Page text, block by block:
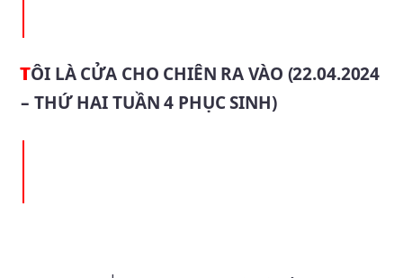
TÔI LÀ CỬA CHO CHIÊN RA VÀO (22.04.2024
– THỨ HAI TUẦN 4 PHỤC SINH)